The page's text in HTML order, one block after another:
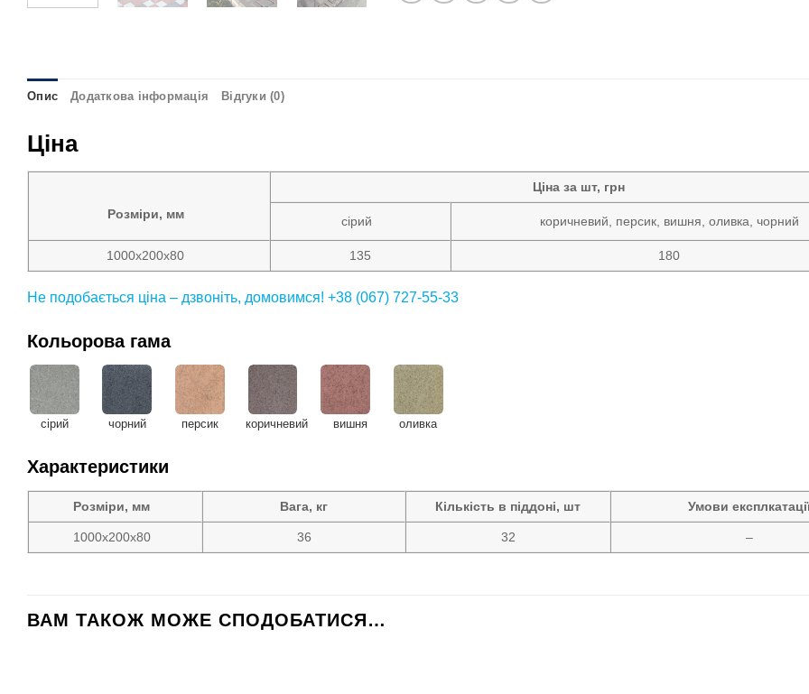
Опис Додаткова інформація Відгуки (0)
Ціна
Розміри, мм
Ціна за шт, грн
сірий коричневий, персик, вишня, оливка, чорний
1000х200х80 135 180
Не подобається ціна – дзвоніть, домовимся! +38 (067) 727-55-33
Кольорова гама
сірий чорний персик коричневий вишня оливка
Характеристики
Розміри, мм Вага, кг Кількість в піддоні, шт Умови
1000х200х80 36 32 –
ВАМ ТАКОЖ МОЖЕ СПОДОБАТИСЯ…